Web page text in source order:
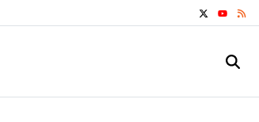
YOUTUBE